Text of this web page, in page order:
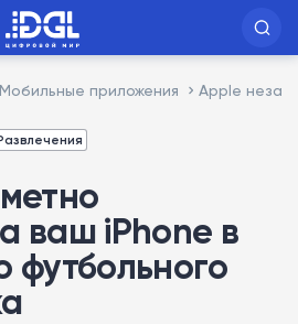
Мобильные приложения Apple
ваш iPhone в
футбольного